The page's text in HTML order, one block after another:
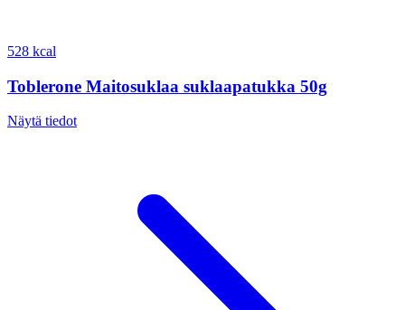
528 kcal
Toblerone Maitosuklaa suklaapatukka 50g
Näytä tiedot